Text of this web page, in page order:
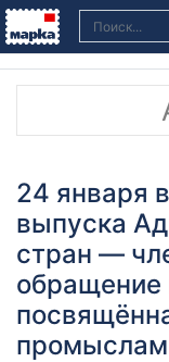
24 января
выпуска
стран —
промыслам